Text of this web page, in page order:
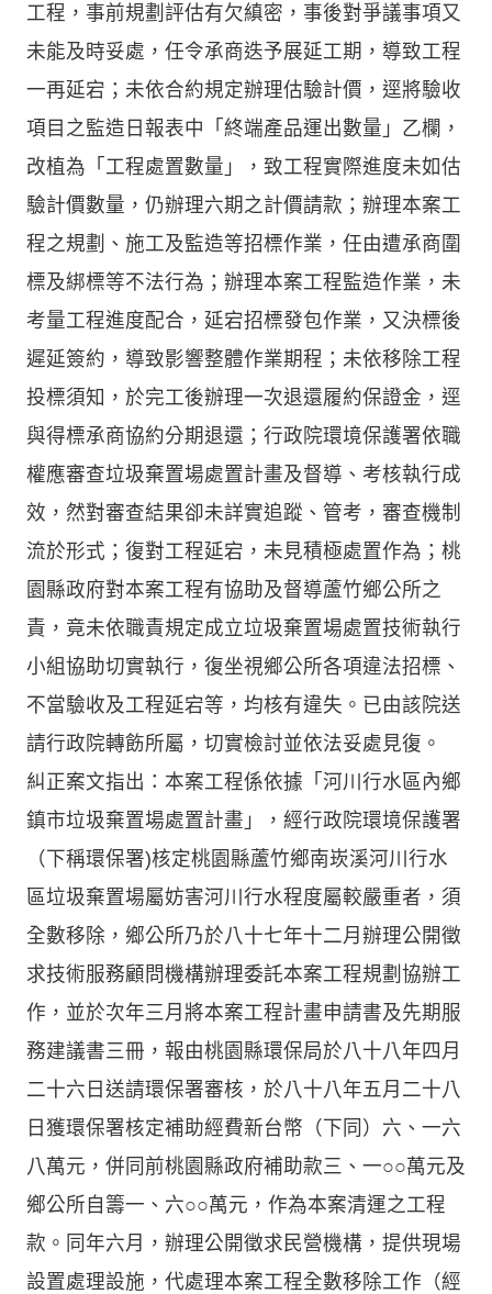
工程，事前規劃評估有欠縝密，事後對爭議事項又
未能及時妥處，任令承商迭予展延工期，導致工程
一再延宕；未依合約規定辦理估驗計價，逕將驗收
項目之監造日報表中「終端產品運出數量」乙欄，
改植為「工程處置數量」，致工程實際進度未如估
驗計價數量，仍辦理六期之計價請款；辦理本案工
程之規劃、施工及監造等招標作業，任由遭承商圍
標及綁標等不法行為；辦理本案工程監造作業，未
考量工程進度配合，延宕招標發包作業，又決標後
遲延簽約，導致影響整體作業期程；未依移除工程
投標須知，於完工後辦理一次退還履約保證金，逕
與得標承商協約分期退還；行政院環境保護署依職
權應審查垃圾棄置場處置計畫及督導、考核執行成
效，然對審查結果卻未詳實追蹤、管考，審查機制
流於形式；復對工程延宕，未見積極處置作為；桃
園縣政府對本案工程有協助及督導蘆竹鄉公所之
責，竟未依職責規定成立垃圾棄置場處置技術執行
小組協助切實執行，復坐視鄉公所各項違法招標、
不當驗收及工程延宕等，均核有違失。已由該院送
請行政院轉飭所屬，切實檢討並依法妥處見復。
糾正案文指出：本案工程係依據「河川行水區內鄉
鎮市垃圾棄置場處置計畫」，經行政院環境保護署
（下稱環保署)核定桃園縣蘆竹鄉南崁溪河川行水
區垃圾棄置場屬妨害河川行水程度屬較嚴重者，須
全數移除，鄉公所乃於八十七年十二月辦理公開徵
求技術服務顧問機構辦理委託本案工程規劃協辦工
作，並於次年三月將本案工程計畫申請書及先期服
務建議書三冊，報由桃園縣環保局於八十八年四月
二十六日送請環保署審核，於八十八年五月二十八
日獲環保署核定補助經費新台幣（下同）六、一六
八萬元，併同前桃園縣政府補助款三、一○○萬元及
鄉公所自籌一、六○○萬元，作為本案清運之工程
款。同年六月，辦理公開徵求民營機構，提供現場
設置處理設施，代處理本案工程全數移除工作（經